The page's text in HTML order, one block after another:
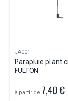
JA001
Parapluie pliant
FULTON
à partir de 7,40 €